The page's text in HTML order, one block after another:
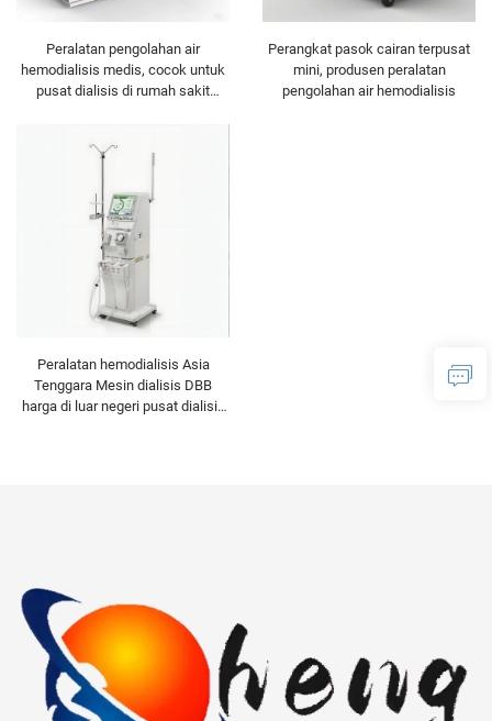
Peralatan pengolahan air
hemodialisis medis, cocok untuk
pusat dialisis di rumah sakit
Perangkat pasok cairan terpusat
mini, produsen peralatan
pengolahan air hemodialisis
Peralatan hemodialisis Asia
Tenggara Mesin dialisis DBB
harga di luar negeri pusat dialisis